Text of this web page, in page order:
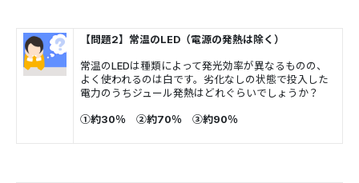
【問題2】常温のLED（電源の発熱は除く）
常温のLEDは種類によって発光効率が異なるものの、
よく使われるのは白です。劣化なしの状態で投入した
電力のうちジュール発熱はどれぐらいでしょうか？
①約30％ ②約70％ ③約90％